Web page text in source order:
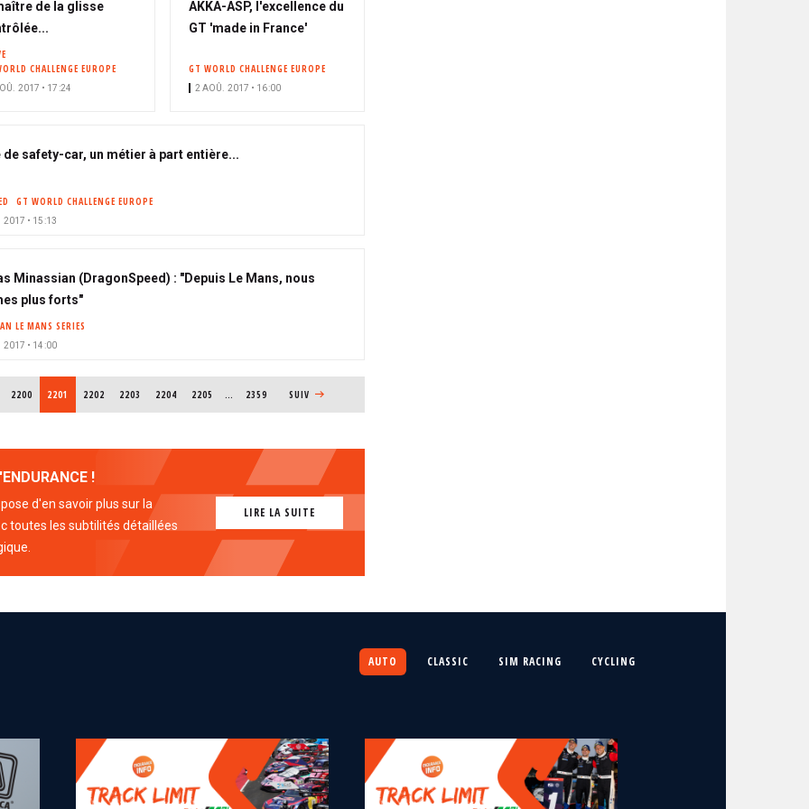
de la glisse
CHALLENGE EUROPE
2017 • 17:24
AKKA-ASP, l'excellence du
GT 'made in France'
GT WORLD CHALLENGE EUROPE
2 AOÛ. 2017 • 16:00
safety-car, un métier à part entière...
GT WORLD CHALLENGE EUROPE
2017 • 15:13
Minassian (DragonSpeed) : "Depuis Le Mans, nous
plus forts"
LE MANS SERIES
2017 • 14:00
PAGE
2200 PAGE COURANTE
2201 PAGE
2202 PAGE
2203 PAGE
2204 PAGE
2205 … 2359 PAGE SUIVANTE
SUIV
!
d'en savoir plus sur la
toutes les subtilités détaillées
LIRE LA SUITE
AUTO CLASSIC SIM RACING CYCLING